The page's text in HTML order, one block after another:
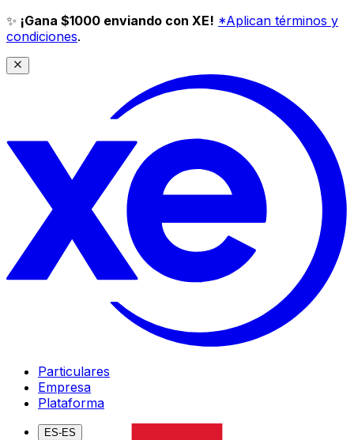
✨ ¡Gana $1000 enviando con XE! *Aplican términos y
condiciones.
Particulares
Empresa
Plataforma
ES-ES